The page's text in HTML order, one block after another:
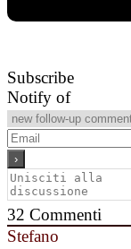
Subscribe
Notify of
32 Commenti
Stefano